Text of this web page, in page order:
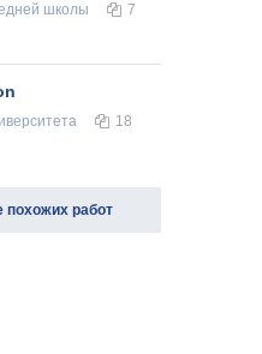
школы 7
18
похожих работ